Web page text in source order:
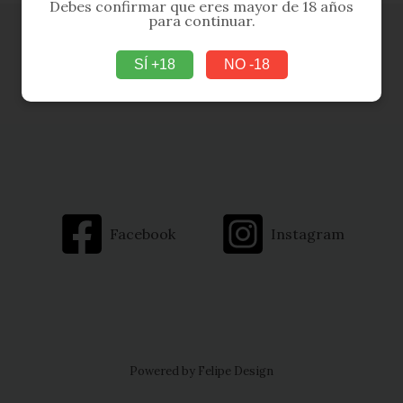
Facebook Instagram
Powered by Felipe Design
Debes confirmar que eres mayor de 18 años
para continuar.
SÍ +18 NO -18